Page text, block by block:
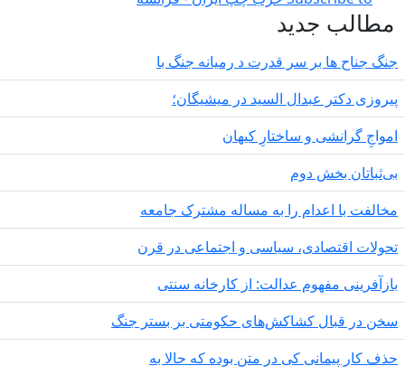
جدید
جناح ها بر سر قدرت د رمیانە جنگ با
دکتر عبدال السید در میشیگان؛
گرانشی و ساختارِ کیهان
بخش دوم
با اعدام را به مساله مشترک جامعه
اقتصادی، سیاسی و اجتماعی در قرن
مفهوم عدالت: از کارخانه سنتی
در قبال کشاکش‌های حکومتی بر بستر جنگ
کار پیمانی کی در متن بودە کە حالا بە